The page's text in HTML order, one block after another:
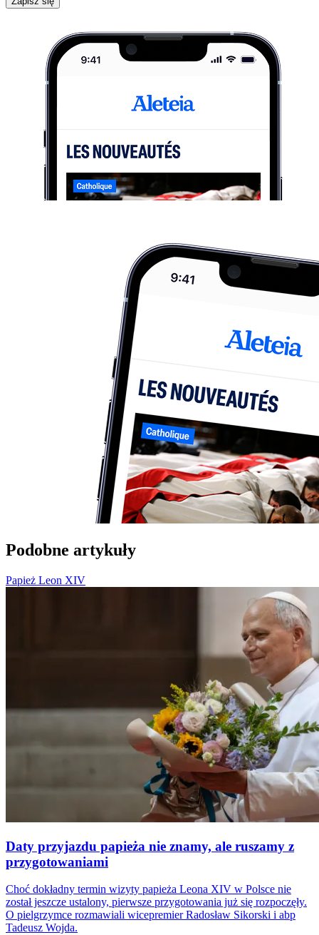
Podobne artykuły
Papież Leon XIV
Daty przyjazdu papieża nie znamy, ale ruszamy z
przygotowaniami
Choć dokładny termin wizyty papieża Leona XIV w Polsce nie
został jeszcze ustalony, pierwsze przygotowania już się rozpoczęły.
O pielgrzymce rozmawiali wicepremier Radosław Sikorski i abp
Tadeusz Wojda.